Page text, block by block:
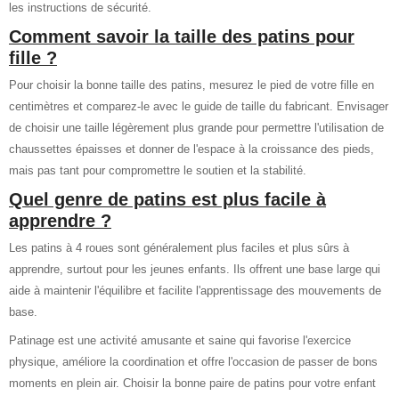
les instructions de sécurité.
Comment savoir la taille des patins pour
fille ?
Pour choisir la bonne taille des patins, mesurez le pied de votre fille en
centimètres et comparez-le avec le guide de taille du fabricant. Envisager
de choisir une taille légèrement plus grande pour permettre l'utilisation de
chaussettes épaisses et donner de l'espace à la croissance des pieds,
mais pas tant pour compromettre le soutien et la stabilité.
Quel genre de patins est plus facile à
apprendre ?
Les patins à 4 roues sont généralement plus faciles et plus sûrs à
apprendre, surtout pour les jeunes enfants. Ils offrent une base large qui
aide à maintenir l'équilibre et facilite l'apprentissage des mouvements de
base.
Patinage est une activité amusante et saine qui favorise l'exercice
physique, améliore la coordination et offre l'occasion de passer de bons
moments en plein air. Choisir la bonne paire de patins pour votre enfant